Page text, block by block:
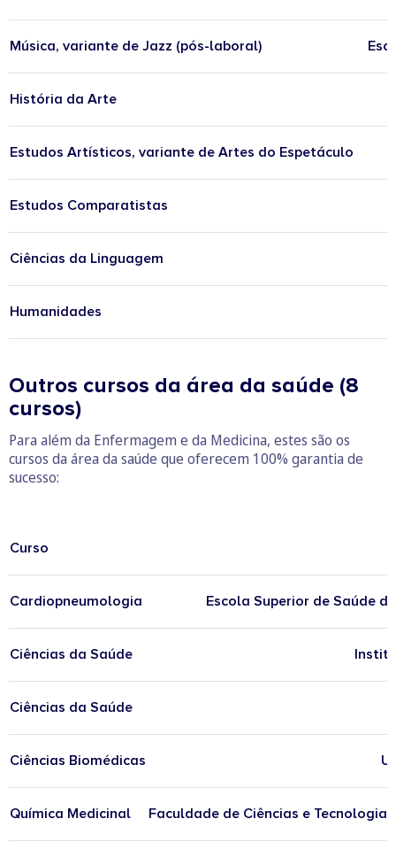
Música, variante de Jazz (pós-laboral)
História da Arte
Estudos Artísticos, variante de Artes do Espetáculo
Estudos Comparatistas
Ciências da Linguagem
Humanidades
Outros cursos da área da saúde (8
cursos)
Para além da Enfermagem e da Medicina, estes são os
cursos da área da saúde que oferecem 100% garantia de
sucesso:
Curso
Cardiopneumologia Escola Superior de Saúde
Ciências da Saúde
Ciências da Saúde
Ciências Biomédicas
Química Medicinal Faculdade de Ciências e Tecnologia